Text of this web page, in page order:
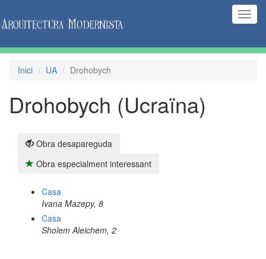
Inici UA Drohobych
Drohobych (Ucraïna)
Obra desapareguda
Obra especialment interessant
Casa
Ivana Mazepy, 8
Casa
Sholem Aleichem, 2